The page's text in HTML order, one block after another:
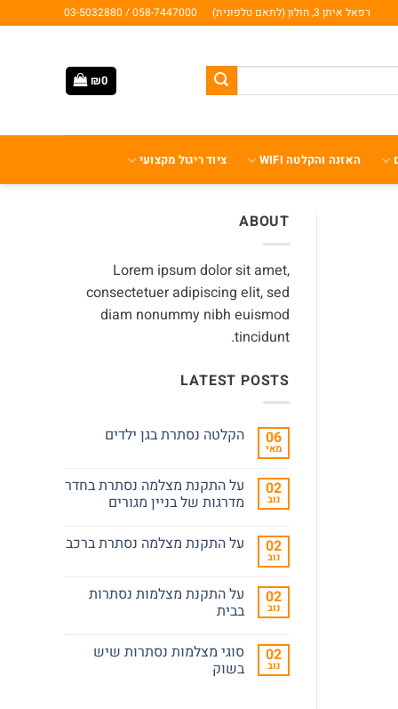
רפאל איתן 3, חולון (לתאם טלפונית) 058-7447000 / 03-5032880
₪0
האזנה והקלטה WIFI ציוד ריגול מקצועי
ABOUT
Lorem ipsum dolor sit amet,
consectetuer adipiscing elit, sed
diam nonummy nibh euismod
tincidunt.
LATEST POSTS
06
מאי
הקלטה נסתרת בגן ילדים
הקלטה
נסתרת
בגן
02
נוב
על התקנת מצלמה נסתרת בחדר
מדרגות של בניין מגורים
על
נסתרת
בחדר
מדרגות
מגורים
02
נוב
על התקנת מצלמה נסתרת ברכב
על
התקנת
מצלמה
02
נוב
על התקנת מצלמות נסתרות
בבית
על
על
התקנת
02
נוב
סוגי מצלמות נסתרות שיש
בשוק